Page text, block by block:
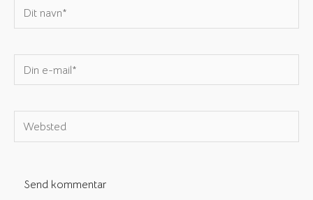
Dit
navn*
Din
e-
Websted